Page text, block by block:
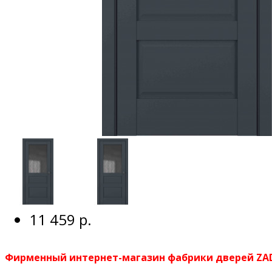
11 459 р.
Фирменный интернет-магазин фабрики дверей